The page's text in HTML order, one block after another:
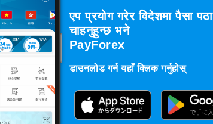
एप प्रयोग गरेर विदेशमा पैसा
चाहनुहुन्छ भने
PayForex
डाउनलोड गर्न यहाँ क्लिक गर्नुहोस्